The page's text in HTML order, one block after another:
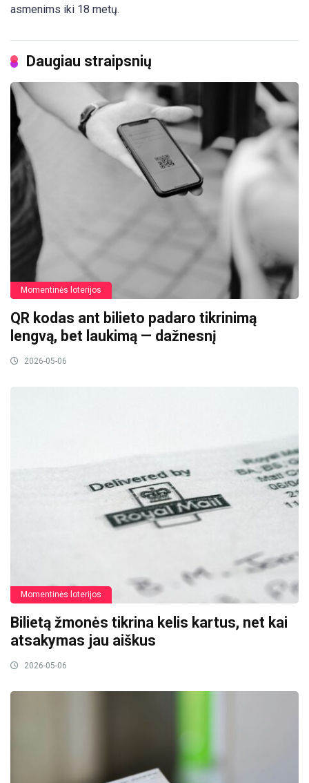
asmenims iki 18 metų.
Daugiau straipsnių
Momentinės loterijos
QR kodas ant bilieto padaro tikrinimą
lengvą, bet laukimą — dažnesnį
2026-05-06
Momentinės loterijos
Bilietą žmonės tikrina kelis kartus, net kai
atsakymas jau aiškus
2026-05-06